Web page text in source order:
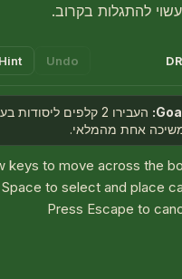
עשוי להתגלות בקרוב.
Undo
Hint
העבירו 2 קלפים
אחת מהמלאי.
keys to move across the
to select and place
Press Escape to